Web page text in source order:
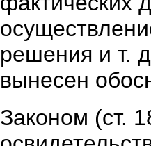
решения и т.
вынесен
Законом (ст.